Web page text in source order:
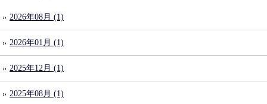
2026年08月 (1)
2026年01月 (1)
2025年12月 (1)
2025年08月 (1)